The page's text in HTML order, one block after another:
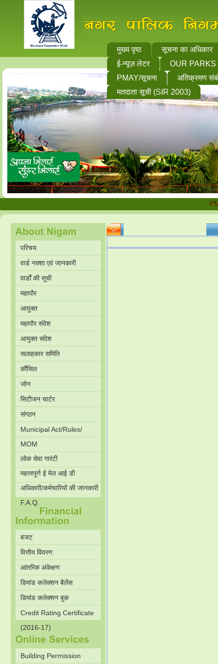
मुख्य पृष्ठ
सूचना का अधिकार
ई-न्यूज़ लेटर
OUR PARKS
PMAY/सूचना
अतिक्रमण
मतदाता सूची (SIR 2003)
परिचय
वार्ड नक्शा एवं जानकारी
वार्डों की सूची
महापौर
आयुक्त
महापौर संदेश
आयुक्त संदेश
सलाहकार समिति
कौंसिल
जोन
सिटीजन चार्टर
संगठन
Municipal Act/Rules/
MOM
लोक सेवा गारंटी
महत्वपूर्ण ई मेल आई डी
अधिकारी/कर्मचारियों की जानकारी
F.A.Q.
बजट
वित्तीय विवरण
आंतरिक अंकेक्षण
डिमांड कलेक्शन बैलेंस
डिमांड कलेक्शन बुक
Credit Rating Certificate
(2016-17)
Building Permission